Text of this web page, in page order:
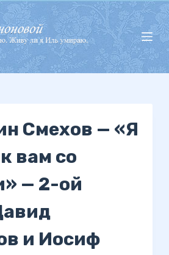
Смехов — «Я
вам со
— 2-ой
и Иосиф